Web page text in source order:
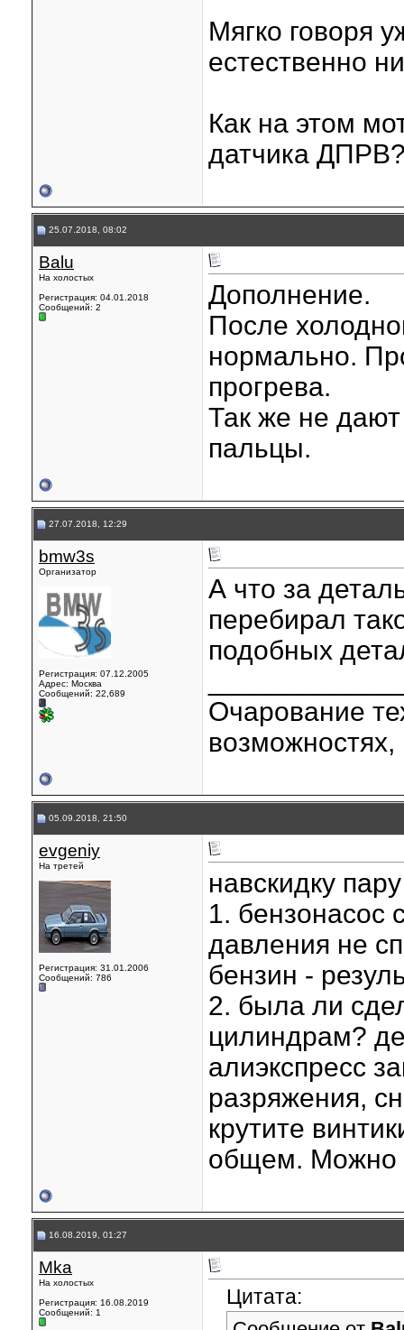
Мягко говоря
естественно
Как на этом
датчика
25.07.2018, 08:02
Balu
На холостых
Регистрация: 04.01.2018
Сообщений: 2
Дополнение.
После
нормально.
прогрева.
Так же не
пальцы.
27.07.2018, 12:29
bmw3s
Организатор
Регистрация: 07.12.2005
Адрес: Москва
Сообщений: 22,689
А что за
перебирал
подобных
Очарование
возможностях,
05.09.2018, 21:50
evgeniy
На третей
Регистрация: 31.01.2006
Сообщений: 786
навскидку
1. бензонасос
давления не
бензин -
2. была ли
цилиндрам?
алиэкспресс
разряжения,
крутите
общем. Можно
16.08.2019, 01:27
Mka
На холостых
Регистрация: 16.08.2019
Сообщений: 1
Цитата: